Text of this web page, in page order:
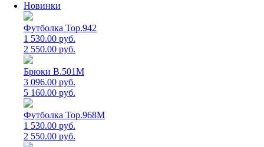
Новинки
Футболка Top.942
1 530.00 руб.
2 550.00 руб.
Брюки B.501M
3 096.00 руб.
5 160.00 руб.
Футболка Top.968M
1 530.00 руб.
2 550.00 руб.